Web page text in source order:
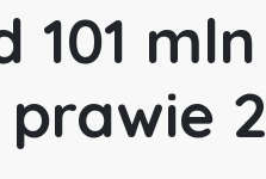
101 mln
2